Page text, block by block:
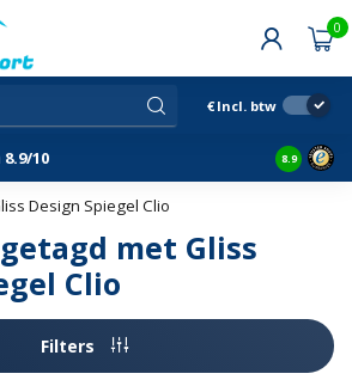
0
€ Incl. btw
8.9/10 8.9
Design Spiegel Clio
met Gliss
Clio
Filters